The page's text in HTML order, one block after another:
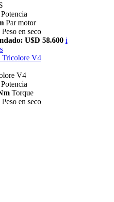
Potencia
Par motor
Peso en seco
U$D 58.600 i
Tricolore V4
V4
Potencia
Torque
Peso en seco